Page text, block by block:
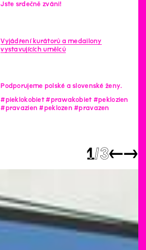
Jste srdečně zváni!
Vyjádření kurátorů a medailony
vystavujících umělců
Podporujeme polské a slovenské ženy.
#pieklokobiet #prawakobiet #peklozien
#pravazien #peklozen #pravazen
1 3←→